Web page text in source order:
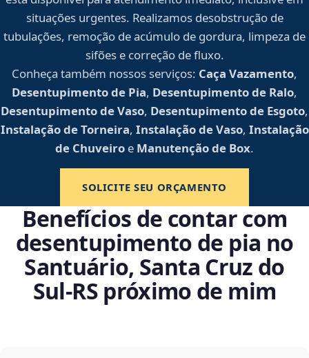
situações urgentes. Realizamos desobstrução de
tubulações, remoção de acúmulo de gordura, limpeza de
sifões e correção de fluxo.
Conheça também nossos serviços: Caça Vazamento,
Desentupimento de Pia, Desentupimento de Ralo,
Desentupimento de Vaso, Desentupimento de Esgoto,
Instalação de Torneira, Instalação de Vaso, Instalação
de Chuveiro e Manutenção de Box.
SOLICITE SEU ORÇAMENTO
Benefícios de contar com
desentupimento de pia no
Santuário, Santa Cruz do
Sul‑RS próximo de mim